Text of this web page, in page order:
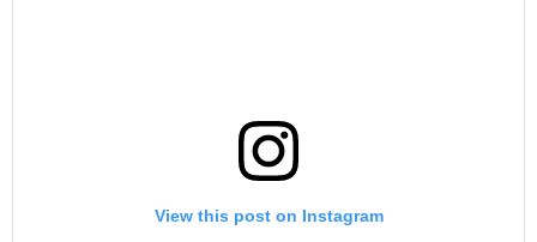
View this post on Instagram